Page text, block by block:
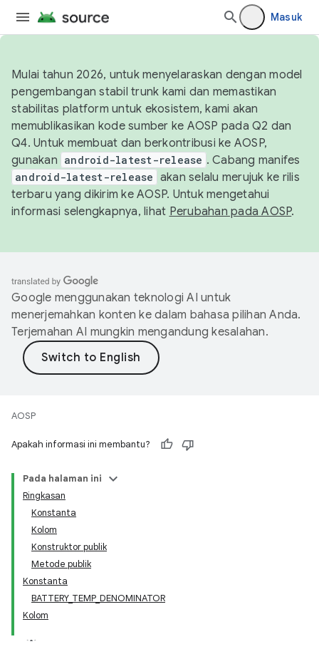
Masuk
Mulai tahun 2026, untuk menyelaraskan dengan model
pengembangan stabil trunk kami dan memastikan
stabilitas platform untuk ekosistem, kami akan
memublikasikan kode sumber ke AOSP pada Q2 dan
Q4. Untuk membuat dan berkontribusi ke AOSP,
gunakan android-latest-release . Cabang manifes
android-latest-release akan selalu merujuk ke rilis
terbaru yang dikirim ke AOSP. Untuk mengetahui
informasi selengkapnya, lihat Perubahan pada AOSP.
Google menggunakan teknologi AI untuk
menerjemahkan konten ke dalam bahasa pilihan Anda.
Terjemahan AI mungkin mengandung kesalahan.
AOSP
Apakah informasi ini membantu?
Pada halaman ini
Ringkasan
Konstanta
Kolom
Konstruktor publik
Metode publik
Konstanta
BATTERY_TEMP_DENOMINATOR
Kolom